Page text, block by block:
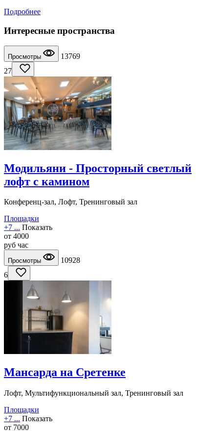
Подробнее
Интересные пространства
Просмотры
13769
27
Модильяни - Просторный светлый
лофт с камином
Конференц-зал, Лофт, Тренинговый зал
Площадки
+7 ... Показать
от 4000
руб час
Просмотры
10928
6
Мансарда на Сретенке
Лофт, Мультифункциональный зал, Тренинговый зал
Площадки
+7 ... Показать
от 7000